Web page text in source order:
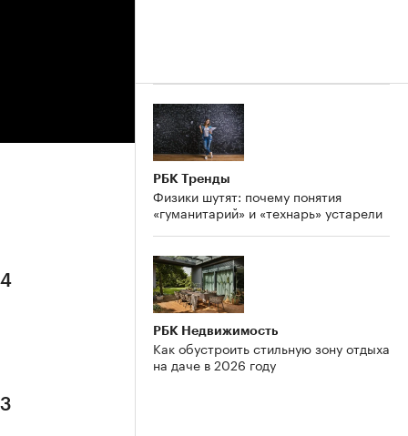
РБК Тренды
Физики шутят: почему понятия
«гуманитарий» и «технарь» устарели
РБК Недвижимость
Как обустроить стильную зону отдыха
на даче в 2026 году